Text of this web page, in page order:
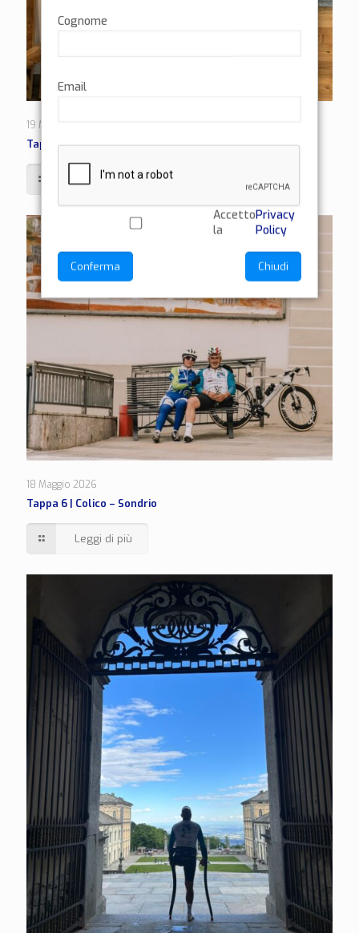
19 Maggio 2026
Tappa 7 | Sondrio – Caldaro
Leggi di più
18 Maggio 2026
Tappa 6 | Colico – Sondrio
Leggi di più
Cognome
Email
Accetto
la
Privacy
Policy
Conferma Chiudi